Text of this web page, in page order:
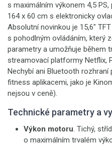
s maximálním výkonem 4,5
164 x 60 cm s elektronicky
Absolutní novinkou je 15,6"
s pohodlným ovládáním, který
parametry a umožňuje během
streamovací platformy Netflix,
Nechybí ani Bluetooth rozhraní
fitness aplikacemi, jako je
nejsou v ceně).
Technické parametry a
Výkon motoru. Tichý,
o maximálním trvalém